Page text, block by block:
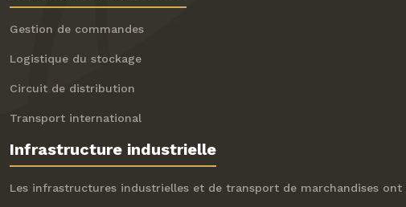
Gestion de commandes
Logistique du stockage
Circuit de distribution
Transport international
Infrastructure industrielle
Les infrastructures industrielles et de transport de marchandises